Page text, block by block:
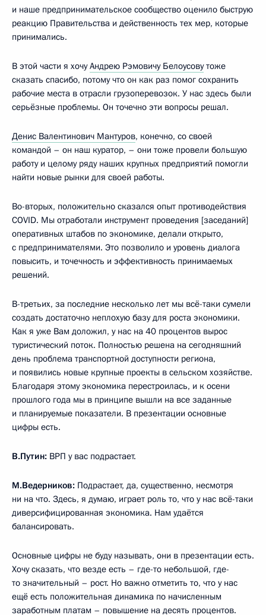
и наше предпринимательское сообщество оценило быструю
реакцию Правительства и действенность тех мер, которые
принимались.
В этой части я хочуАндрею Рэмовичу Белоусовутоже
сказать спасибо, потому что он как раз помог сохранить
рабочие места в отрасли грузоперевозок. У нас здесь были
серьёзные проблемы. Он точечно эти вопросы решал.
Денис Валентинович Мантуров, конечно, со своей
командой – он наш куратор, – они тоже провели большую
работу и целому ряду наших крупных предприятий помогли
найти новые рынки для своей работы.
Во-вторых, положительно сказался опыт противодействия
COVID. Мы отработали инструмент проведения [заседаний]
оперативных штабов по экономике, делали открыто,
с предпринимателями. Это позволило и уровень диалога
повысить, и точечность и эффективность принимаемых
решений.
В-третьих, за последние несколько лет мы всё-таки сумели
создать достаточно неплохую базу для роста экономики.
Как я уже Вам доложил, у нас на 40 процентов вырос
туристический поток. Полностью решена на сегодняшний
день проблема транспортной доступности региона,
и появились новые крупные проекты в сельском хозяйстве.
Благодаря этому экономика перестроилась, и к осени
прошлого года мы в принципе вышли на все заданные
и планируемые показатели. В презентации основные
цифры есть.
В.Путин: ВРП у вас подрастает.
М.Ведерников: Подрастает, да, существенно, несмотря
ни на что. Здесь, я думаю, играет роль то, что у нас всё-таки
диверсифицированная экономика. Нам удаётся
балансировать.
Основные цифры не буду называть, они в презентации есть.
Хочу сказать, что везде есть – где-то небольшой, где-
то значительный – рост. Но важно отметить то, что у нас
ещё есть положительная динамика по начисленным
заработным платам – повышение на десять процентов.